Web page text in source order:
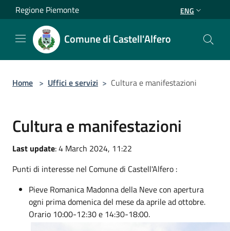
Salta al contenuto principale
Regione Piemonte ENG
Comune di Castell'Alfero
Home > Uffici e servizi > Cultura e manifestazioni
Cultura e manifestazioni
Last update: 4 March 2024, 11:22
Punti di interesse nel Comune di Castell'Alfero :
Pieve Romanica Madonna della Neve con apertura
ogni prima domenica del mese da aprile ad ottobre.
Orario 10:00-12:30 e 14:30-18:00.